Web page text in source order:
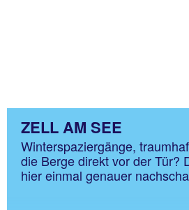
ZELL AM SEE
Winterspaziergänge,
die Berge direkt vor der Tür?
hier einmal genauer